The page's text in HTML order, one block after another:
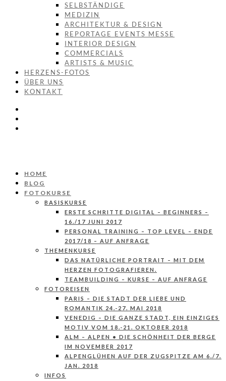
SELBSTÄNDIGE
MEDIZIN
ARCHITEKTUR & DESIGN
REPORTAGE EVENTS MESSE
INTERIOR DESIGN
COMMERCIALS
ARTISTS & MUSIC
HERZENS-FOTOS
ÜBER UNS
KONTAKT
HOME
BLOG
FOTOKURSE
BASISKURSE
ERSTE SCHRITTE DIGITAL – BEGINNERS –
16./17 JUNI 2017
PERSONAL TRAINING – TOP LEVEL – ENDE
2017/18 – AUF ANFRAGE
THEMENKURSE
DAS NATÜRLICHE PORTRAIT – MIT DEM
HERZEN FOTOGRAFIEREN.
TEAMBUILDING – KURSE – AUF ANFRAGE
FOTOREISEN
PARIS – DIE STADT DER LIEBE UND
ROMANTIK 24.-27. MAI 2018
VENEDIG – DIE GANZE STADT, EIN EINZIGES
MOTIV VOM 18.-21. OKTOBER 2018
ALM – ALPEN • DIE SCHÖNHEIT DER BERGE
IM NOVEMBER 2017
ALPENGLÜHEN AUF DER ZUGSPITZE AM 6./7.
JAN. 2018
INFOS